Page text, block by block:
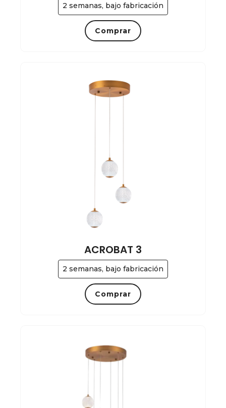
2 semanas, bajo fabricación
Comprar
2 semanas, bajo fabricación
ACROBAT 3
Comprar